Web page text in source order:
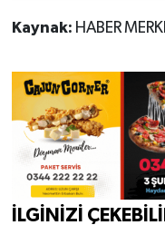
Kaynak: HABER